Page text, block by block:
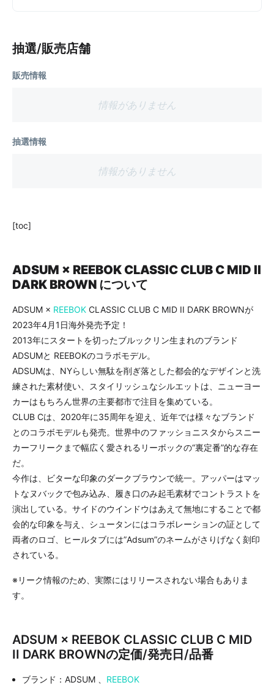
抽選/販売店舗
販売情報
情報がありません
抽選情報
情報がありません
[toc]
ADSUM × REEBOK CLASSIC CLUB C MID II
DARK BROWN について
ADSUM × REEBOK CLASSIC CLUB C MID II DARK BROWNが
2023年4月1日海外発売予定！
2013年にスタートを切ったブルックリン生まれのブランド
ADSUMと REEBOKのコラボモデル。
ADSUMは、NYらしい無駄を削ぎ落とした都会的なデザインと洗
練された素材使い、スタイリッシュなシルエットは、ニューヨー
カーはもちろん世界の主要都市で注目を集めている。
CLUB Cは、2020年に35周年を迎え、近年では様々なブランド
とのコラボモデルも発売。世界中のファッショニスタからスニー
カーフリークまで幅広く愛されるリーボックの“裏定番”的な存在
だ。
今作は、ビターな印象のダークブラウンで統一。アッパーはマッ
トなヌバックで包み込み、履き口のみ起毛素材でコントラストを
演出している。サイドのウインドウはあえて無地にすることで都
会的な印象を与え、シュータンにはコラボレーションの証として
両者のロゴ、ヒールタブには”Adsum”のネームがさりげなく刻印
されている。
※リーク情報のため、実際にはリリースされない場合もありま
す。
ADSUM × REEBOK CLASSIC CLUB C MID
II DARK BROWNの定価/発売日/品番
ブランド：ADSUM 、 REEBOK